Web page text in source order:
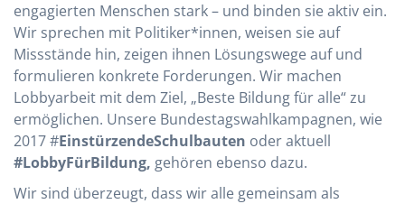
engagierten Menschen stark – und binden sie aktiv ein.
Wir sprechen mit Politiker*innen, weisen sie auf
Missstände hin, zeigen ihnen Lösungswege auf und
formulieren konkrete Forderungen. Wir machen
Lobbyarbeit mit dem Ziel, „Beste Bildung für alle“ zu
ermöglichen. Unsere Bundestagswahlkampagnen, wie
2017 #Einstürzende­Schulbauten oder aktuell
#LobbyFürBildung, gehören ebenso dazu.
Wir sind überzeugt, dass wir alle gemeinsam als